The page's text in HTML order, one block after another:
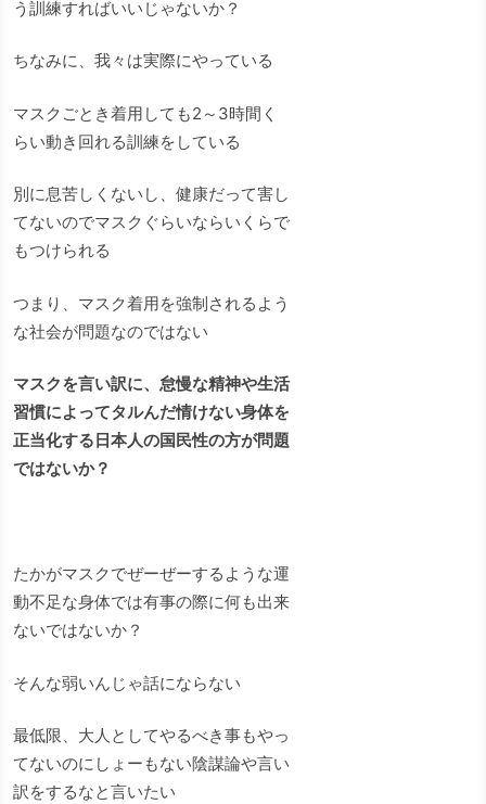
う訓練すればいいじゃないか？
ちなみに、我々は実際にやっている
マスクごとき着用しても2～3時間く
らい動き回れる訓練をしている
別に息苦しくないし、健康だって害し
てないのでマスクぐらいならいくらで
もつけられる
つまり、マスク着用を強制されるよう
な社会が問題なのではない
マスクを言い訳に、怠慢な精神や生活
習慣によってタルんだ情けない身体を
正当化する日本人の国民性の方が問題
ではないか？
たかがマスクでぜーぜーするような運
動不足な身体では有事の際に何も出来
ないではないか？
そんな弱いんじゃ話にならない
最低限、大人としてやるべき事もやっ
てないのにしょーもない陰謀論や言い
訳をするなと言いたい